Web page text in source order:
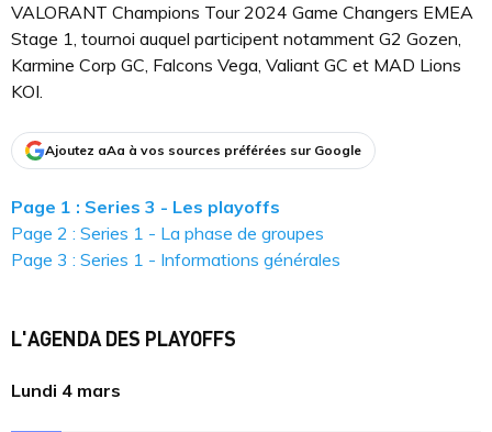
VALORANT Champions Tour 2024 Game Changers EMEA
Stage 1, tournoi auquel participent notamment G2 Gozen,
Karmine Corp GC, Falcons Vega, Valiant GC et MAD Lions
KOI.
Ajoutez aAa à vos sources préférées sur Google
Page 1 : Series 3 - Les playoffs
Page 2 : Series 1 - La phase de groupes
Page 3 : Series 1 - Informations générales
L'AGENDA DES PLAYOFFS
Lundi 4 mars